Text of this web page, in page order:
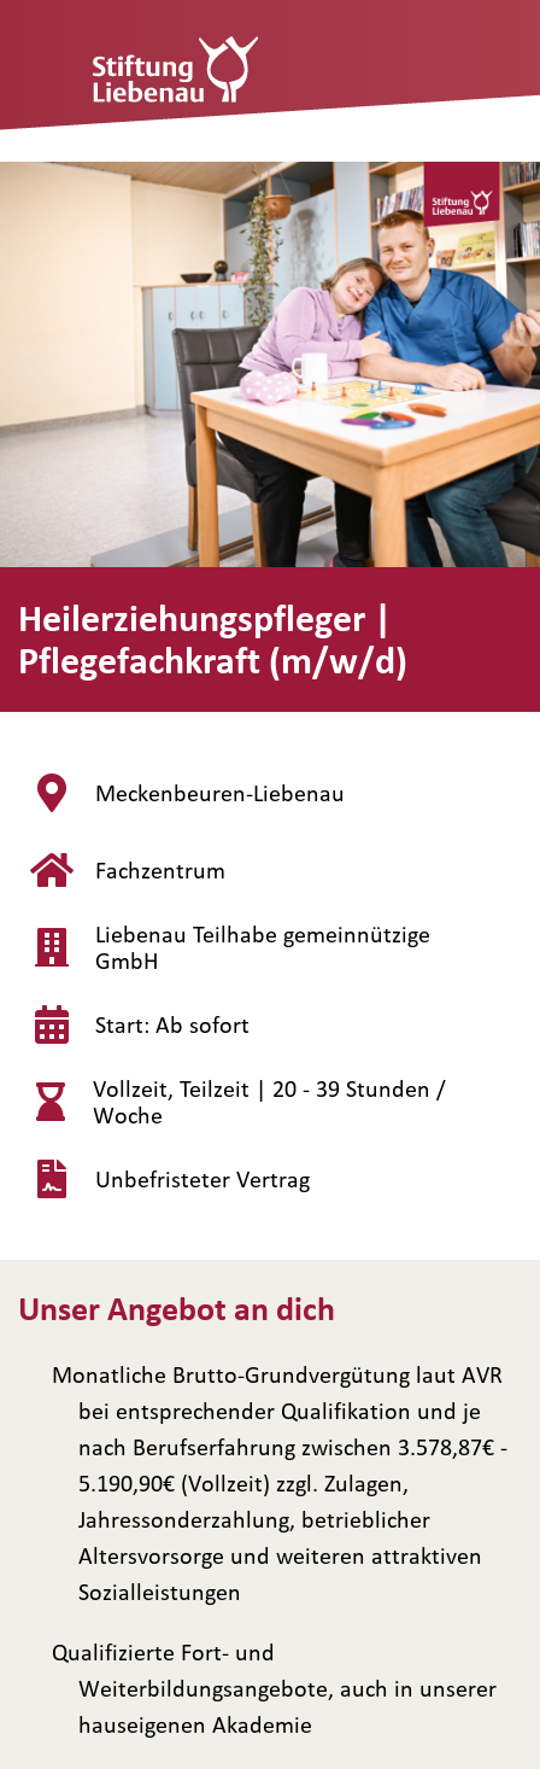
Heilerziehungspfleger |
Pflegefachkraft (m/w/d)
Meckenbeuren-Liebenau
Fachzentrum
Liebenau Teilhabe gemeinnützige
GmbH
Start: Ab sofort
Vollzeit, Teilzeit | 20 - 39 Stunden /
Woche
Unbefristeter Vertrag
Unser Angebot an dich
Monatliche Brutto-Grundvergütung laut AVR
bei entsprechender Qualifikation und je
nach Berufserfahrung zwischen 3.578,87€ -
5.190,90€ (Vollzeit) zzgl. Zulagen,
Jahressonderzahlung, betrieblicher
Altersvorsorge und weiteren attraktiven
Sozialleistungen
Qualifizierte Fort- und
Weiterbildungsangebote, auch in unserer
hauseigenen Akademie